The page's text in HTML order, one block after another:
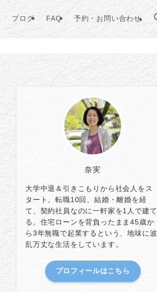
ブログ FAQ 予約・お問い合わせ
奈実
大学中退＆引きこもりから社会人をス
タート。転職10回、結婚・離婚を経
て、契約社員なのに一軒家を1人で建て
る。住宅ローンを背負ったまま45歳か
ら3年無職で起業するという、地味に波
乱万丈な生活をしています。
プロフィールはこちら